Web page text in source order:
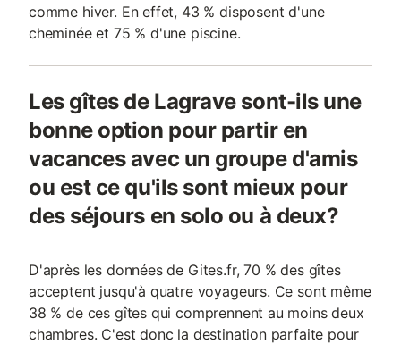
comme hiver. En effet, 43 % disposent d'une
cheminée et 75 % d'une piscine.
Les gîtes de Lagrave sont-ils une
bonne option pour partir en
vacances avec un groupe d'amis
ou est ce qu'ils sont mieux pour
des séjours en solo ou à deux?
D'après les données de Gites.fr, 70 % des gîtes
acceptent jusqu'à quatre voyageurs. Ce sont même
38 % de ces gîtes qui comprennent au moins deux
chambres. C'est donc la destination parfaite pour